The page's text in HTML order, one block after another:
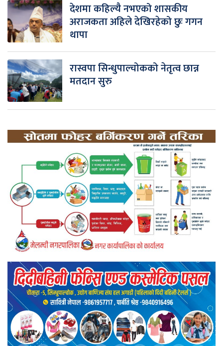
देशमा कहिल्यै नभएको शासकीय
अराजकता अहिले देखिरहेको छुः गगन
थापा
रास्वपा सिन्धुपाल्चोकको नेतृत्व छान्न
मतदान सुरु